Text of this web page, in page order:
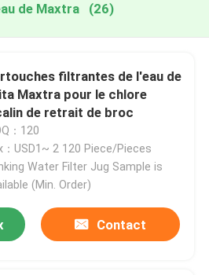
de Maxtra (26)
filtrantes de l'eau de
Maxtra pour le chlore
de retrait de broc
：120
：USD1~ 2 120 Piece/Pieces
Water Filter Jug Sample is
(Min. Order)
Contact